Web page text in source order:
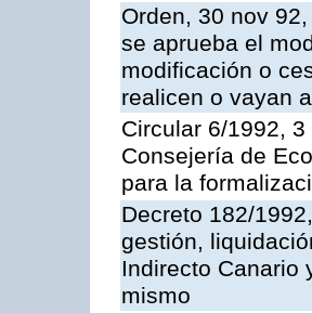
Orden, 30 nov
se aprueba el
modificación o
realicen o vayan
Circular 6/1992,
Consejería de
para la
Decreto 182/
gestión,
Indirecto Canario
mismo